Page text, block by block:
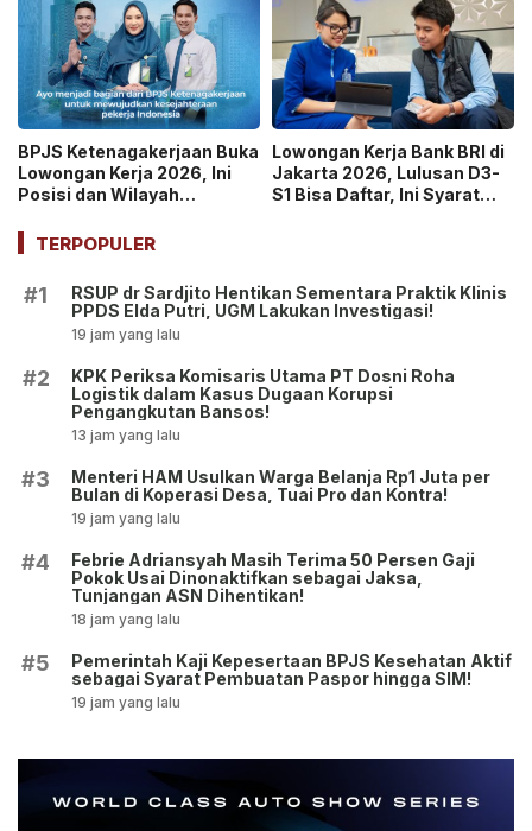
BPJS Ketenagakerjaan Buka
Lowongan Kerja 2026, Ini
Posisi dan Wilayah
Lowongan Kerja Bank BRI di
Jakarta 2026, Lulusan D3-
S1 Bisa Daftar, Ini Syarat
TERPOPULER
#1
RSUP dr Sardjito Hentikan Sementara Praktik Klinis
PPDS Elda Putri, UGM Lakukan Investigasi!
19 jam yang lalu
#2
KPK Periksa Komisaris Utama PT Dosni Roha
Logistik dalam Kasus Dugaan Korupsi
Pengangkutan Bansos!
13 jam yang lalu
#3
Menteri HAM Usulkan Warga Belanja Rp1 Juta per
Bulan di Koperasi Desa, Tuai Pro dan Kontra!
19 jam yang lalu
#4
Febrie Adriansyah Masih Terima 50 Persen Gaji
Pokok Usai Dinonaktifkan sebagai Jaksa,
Tunjangan ASN Dihentikan!
18 jam yang lalu
#5
Pemerintah Kaji Kepesertaan BPJS Kesehatan Aktif
sebagai Syarat Pembuatan Paspor hingga SIM!
19 jam yang lalu